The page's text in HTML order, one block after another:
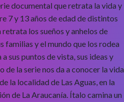
documental que retrata la vida y
7 y 13 años de edad de distintos
los sueños y anhelos de
familias y el mundo que los rodea
sus puntos de vista, sus ideas y
de la serie nos da a conocer la vida
la localidad de Las Aguas, en la
de La Araucanía. Ítalo camina un